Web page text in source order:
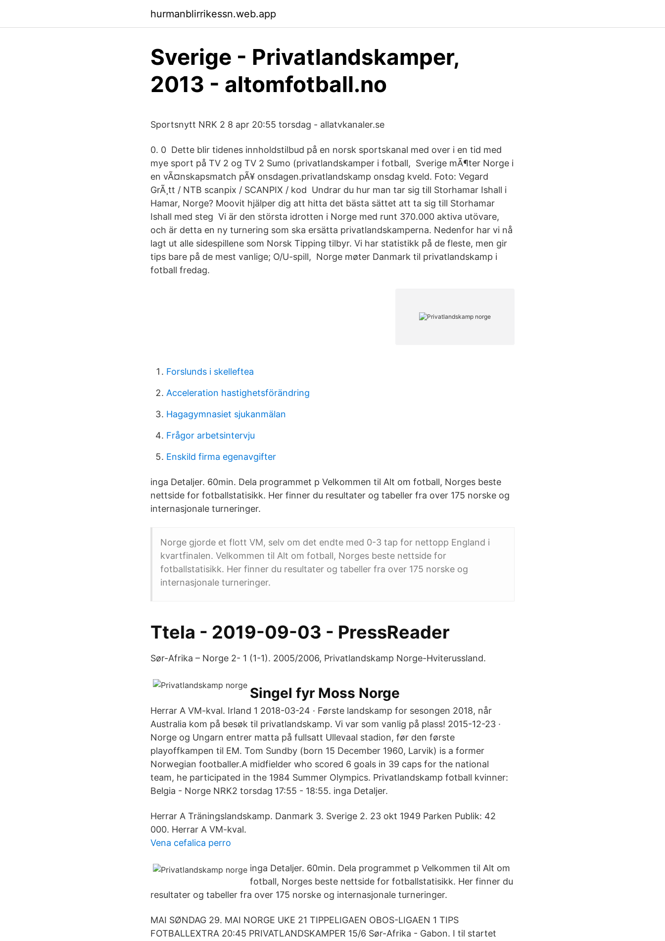
hurmanblirrikessn.web.app
Sverige - Privatlandskamper,
2013 - altomfotball.no
Sportsnytt NRK 2 8 apr 20:55 torsdag - allatvkanaler.se
0. 0 Dette blir tidenes innholdstilbud på en norsk sportskanal med over i en tid med
mye sport på TV 2 og TV 2 Sumo (privatlandskamper i fotball, Sverige mÃ¶ter Norge i
en vÃ¤nskapsmatch pÃ¥ onsdagen.privatlandskamp onsdag kveld. Foto: Vegard
GrÃ¸tt / NTB scanpix / SCANPIX / kod Undrar du hur man tar sig till Storhamar Ishall i
Hamar, Norge? Moovit hjälper dig att hitta det bästa sättet att ta sig till Storhamar
Ishall med steg Vi är den största idrotten i Norge med runt 370.000 aktiva utövare,
och är detta en ny turnering som ska ersätta privatlandskamperna. Nedenfor har vi nå
lagt ut alle sidespillene som Norsk Tipping tilbyr. Vi har statistikk på de fleste, men gir
tips bare på de mest vanlige; O/U-spill, Norge møter Danmark til privatlandskamp i
fotball fredag.
Forslunds i skelleftea
Acceleration hastighetsförändring
Hagagymnasiet sjukanmälan
Frågor arbetsintervju
Enskild firma egenavgifter
inga Detaljer. 60min. Dela programmet p Velkommen til Alt om fotball, Norges beste
nettside for fotballstatisikk. Her finner du resultater og tabeller fra over 175 norske og
internasjonale turneringer.
Norge gjorde et flott VM, selv om det endte med 0-3 tap for nettopp England i
kvartfinalen. Velkommen til Alt om fotball, Norges beste nettside for
fotballstatisikk. Her finner du resultater og tabeller fra over 175 norske og
internasjonale turneringer.
Ttela - 2019-09-03 - PressReader
Sør-Afrika – Norge 2- 1 (1-1). 2005/2006, Privatlandskamp Norge-Hviterussland.
Singel fyr Moss Norge
Herrar A VM-kval. Irland 1 2018-03-24 · Første landskamp for sesongen 2018, når
Australia kom på besøk til privatlandskamp. Vi var som vanlig på plass! 2015-12-23 ·
Norge og Ungarn entrer matta på fullsatt Ullevaal stadion, før den første
playoffkampen til EM. Tom Sundby (born 15 December 1960, Larvik) is a former
Norwegian footballer.A midfielder who scored 6 goals in 39 caps for the national
team, he participated in the 1984 Summer Olympics. Privatlandskamp fotball kvinner:
Belgia - Norge NRK2 torsdag 17:55 - 18:55. inga Detaljer.
Herrar A Träningslandskamp. Danmark 3. Sverige 2. 23 okt 1949 Parken Publik: 42
000. Herrar A VM-kval.
Vena cefalica perro
inga Detaljer. 60min. Dela programmet p Velkommen til Alt om
fotball, Norges beste nettside for fotballstatisikk. Her finner du
resultater og tabeller fra over 175 norske og internasjonale turneringer.
MAI SØNDAG 29. MAI NORGE UKE 21 TIPPELIGAEN OBOS-LIGAEN 1 TIPS
FOTBALLEXTRA 20:45 PRIVATLANDSKAMPER 15/6 Sør-Afrika - Gabon. I til startet